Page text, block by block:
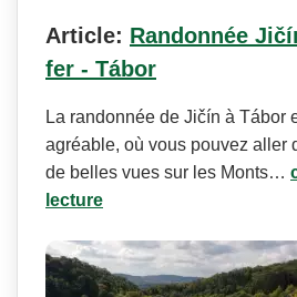
Article: Randonnée
fer - Tábor
La randonnée de Jičín à Tábor
agréable, où vous pouvez aller
de belles vues sur les Monts…
lecture